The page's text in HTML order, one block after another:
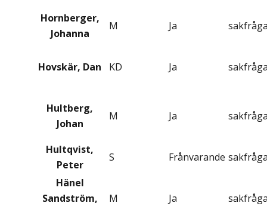
Hornberger,
Johanna
M Ja
Hovskär, Dan KD Ja
Hultberg,
Johan
M Ja
Hultqvist,
Peter
S Frånvarande
Hänel
Sandström,
M Ja